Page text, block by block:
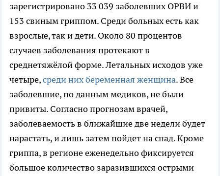
зарегистрировано 33 039 заболевших ОРВИ и
153 свиным гриппом. Среди больных есть как
взрослые, так и дети. Около 80 процентов
случаев заболевания протекают в
среднетяжёлой форме. Летальных исходов уже
четыре,среди них беременная женщина. Все
заболевшие, по данным медиков, не были
привиты. Согласно прогнозам врачей,
заболеваемость в ближайшие две недели будет
нарастать, и лишь затем пойдет на спад. Кроме
гриппа, в регионе еженедельно фиксируется
большое количество заразившихся острыми